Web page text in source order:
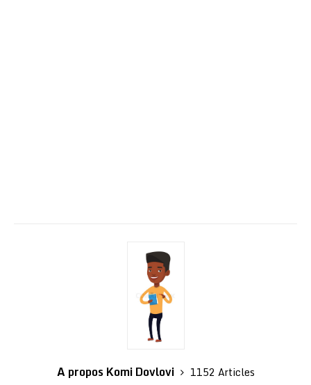
A propos Komi Dovlovi
1152 Articles